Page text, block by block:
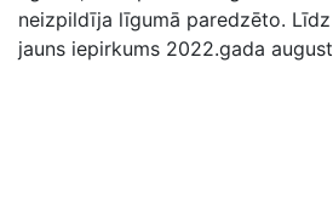
neizpildīja līgumā paredzēto.
jauns iepirkums 2022.gada